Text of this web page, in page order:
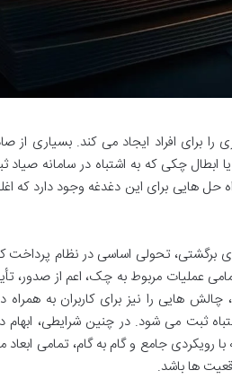
افراد ایجاد می کند. بسیاری از
چکی که به اشتباه در سامانه
حل هایی برای این دغدغه وجود دارد که
تحولی اساسی در نظام پرداخت
قانون جدید چک در فروردین 1400، ثبت تمامی عملیات مربوط به چک،
چالش هایی را نیز برای کاربران به
ثبت می شود. در چنین شرایطی، ابهام
رویکردی جامع و گام به گام، تمامی
ها باشد.